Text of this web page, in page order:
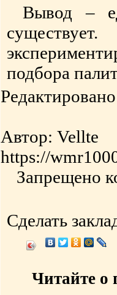
Вывод –
подбора
Автор: Vellte
https://
Запрещено
Сделать
Читайте о